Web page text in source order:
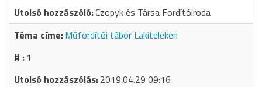
Czopyk és Társa Fordítóiroda
Műfordítói tábor Lakiteleken
1
2019.04.29 09:16